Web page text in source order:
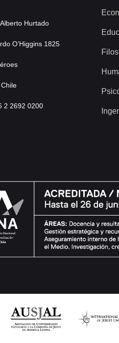
Hurtado
O’Higgins 1825
2 2692 0200